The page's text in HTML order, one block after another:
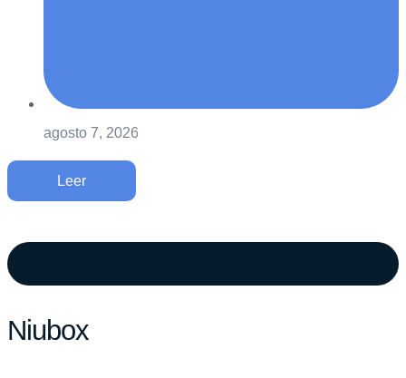
agosto 7, 2026
Leer
Niubox